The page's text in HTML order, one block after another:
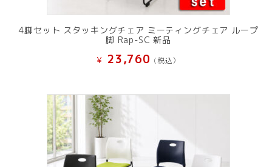
4脚セット スタッキングチェア ミーティングチェア ループ
脚 Rap-SC 新品
¥ 23,760 (税込）